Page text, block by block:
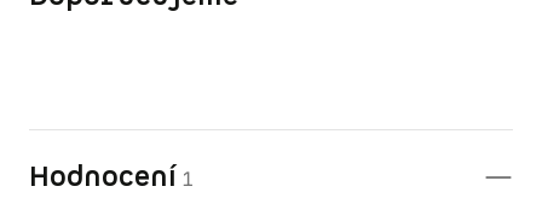
Hodnocení 1